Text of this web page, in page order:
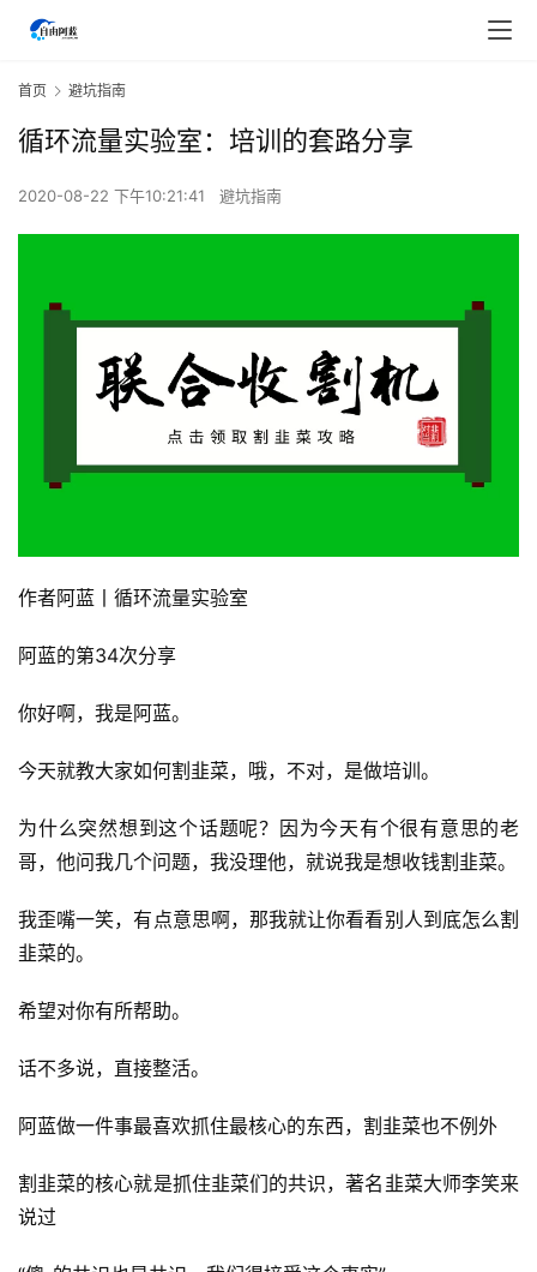
首页 避坑指南
循环流量实验室：培训的套路分享
2020-08-22 下午10:21:41 避坑指南
作者阿蓝丨循环流量实验室
阿蓝的第34次分享
你好啊，我是阿蓝。
今天就教大家如何割韭菜，哦，不对，是做培训。
为什么突然想到这个话题呢？因为今天有个很有意思的老
哥，他问我几个问题，我没理他，就说我是想收钱割韭菜。
我歪嘴一笑，有点意思啊，那我就让你看看别人到底怎么割
韭菜的。
希望对你有所帮助。
话不多说，直接整活。
阿蓝做一件事最喜欢抓住最核心的东西，割韭菜也不例外
割韭菜的核心就是抓住韭菜们的共识，著名韭菜大师李笑来
说过